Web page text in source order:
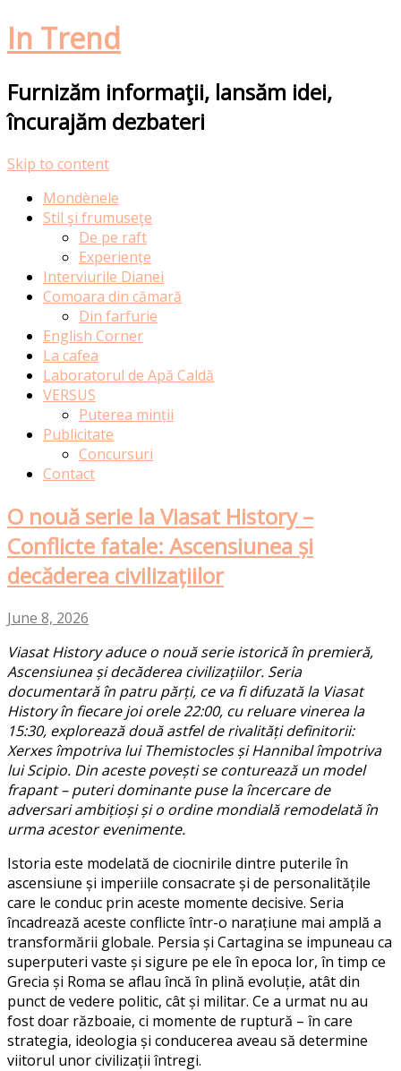
In Trend
Furnizăm informaţii, lansăm idei,
încurajăm dezbateri
Skip to content
Mondènele
Stil şi frumuseţe
De pe raft
Experiențe
Interviurile Dianei
Comoara din cămară
Din farfurie
English Corner
La cafea
Laboratorul de Apă Caldă
VERSUS
Puterea minții
Publicitate
Concursuri
Contact
O nouă serie la Viasat History –
Conflicte fatale: Ascensiunea și
decăderea civilizațiilor
June 8, 2026
Viasat History aduce o nouă serie istorică în premieră,
Ascensiunea și decăderea civilizațiilor. Seria
documentară în patru părți, ce va fi difuzată la Viasat
History în fiecare joi orele 22:00, cu reluare vinerea la
15:30, explorează două astfel de rivalități definitorii:
Xerxes împotriva lui Themistocles și Hannibal împotriva
lui Scipio. Din aceste povești se conturează un model
frapant – puteri dominante puse la încercare de
adversari ambițioși și o ordine mondială remodelată în
urma acestor evenimente.
Istoria este modelată de ciocnirile dintre puterile în
ascensiune și imperiile consacrate și de personalitățile
care le conduc prin aceste momente decisive. Seria
încadrează aceste conflicte într-o narațiune mai amplă a
transformării globale. Persia și Cartagina se impuneau ca
superputeri vaste și sigure pe ele în epoca lor, în timp ce
Grecia și Roma se aflau încă în plină evoluție, atât din
punct de vedere politic, cât și militar. Ce a urmat nu au
fost doar războaie, ci momente de ruptură – în care
strategia, ideologia și conducerea aveau să determine
viitorul unor civilizații întregi.